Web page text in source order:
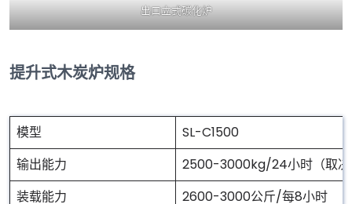
出口立式碳化炉
提升式木炭炉规格
模型
SL-C1500
输出能力
2500-3000kg/24小时（取决
装载能力
2600-3000公斤/每8小时